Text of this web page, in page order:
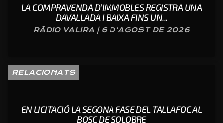
LA COMPRAVENDA D’IMMOBLES REGISTRA UNA
DAVALLADA I BAIXA FINS UN...
RÀDIO VALIRA | 6 D'AGOST DE 2026
RELACIONATS
EN LICITACIÓ LA SEGONA FASE DEL TALLAFOC AL
BOSC DE SOLOBRE